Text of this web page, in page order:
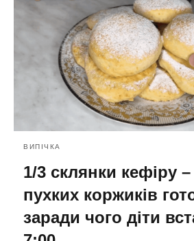
ВИПІЧКА
1/3 склянки кефіру –
пухких коржиків
заради чого діти